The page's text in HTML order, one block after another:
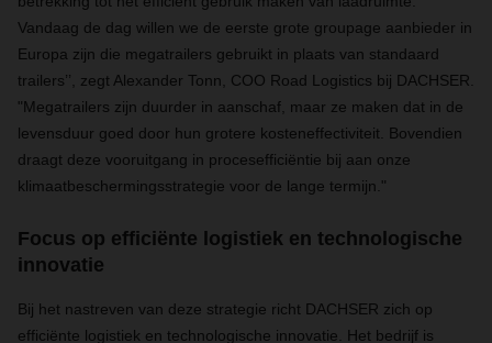
Vandaag de dag willen we de eerste grote groupage aanbieder in
Europa zijn die megatrailers gebruikt in plaats van standaard
trailers’’, zegt Alexander Tonn, COO Road Logistics bij DACHSER.
"Megatrailers zijn duurder in aanschaf, maar ze maken dat in de
levensduur goed door hun grotere kosteneffectiviteit. Bovendien
draagt deze vooruitgang in procesefficiëntie bij aan onze
klimaatbeschermingsstrategie voor de lange termijn."
Focus op efficiënte logistiek en technologische
innovatie
Bij het nastreven van deze strategie richt DACHSER zich op
efficiënte logistiek en technologische innovatie. Het bedrijf is